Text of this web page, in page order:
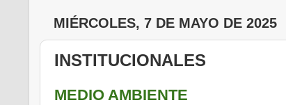
MIÉRCOLES, 7 DE MAYO DE 2025
INSTITUCIONALES
MEDIO AMBIENTE